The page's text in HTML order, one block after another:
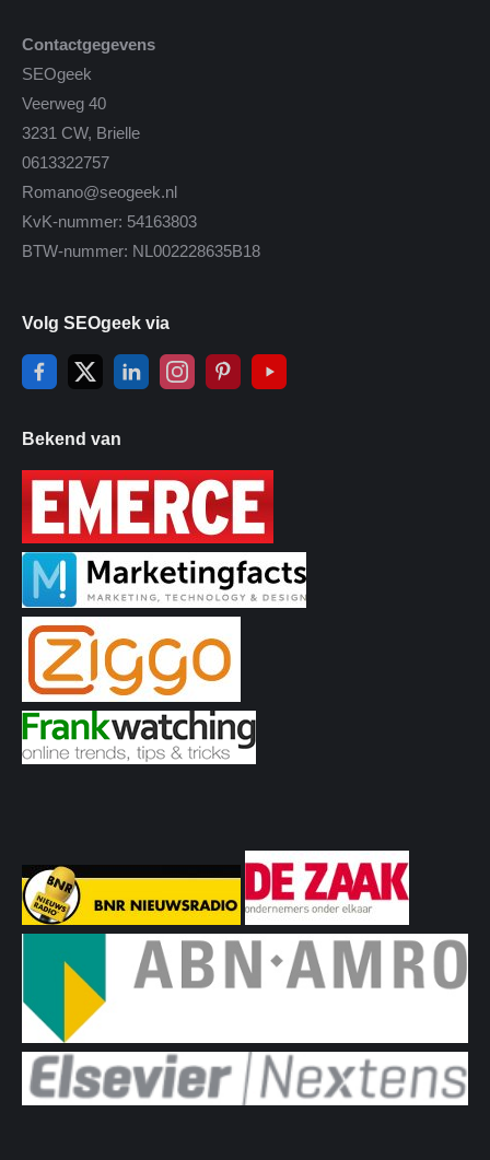
Contactgegevens
SEOgeek
Veerweg 40
3231 CW, Brielle
0613322757
Romano@seogeek.nl
KvK-nummer: 54163803
BTW-nummer: NL002228635B18
Volg SEOgeek via
Bekend van